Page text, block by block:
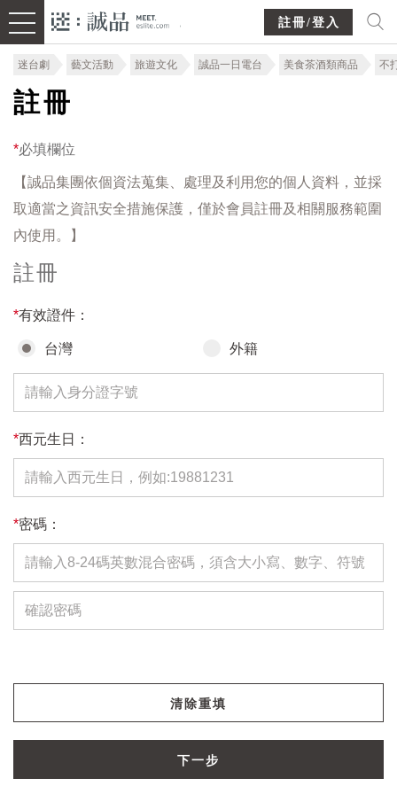
註冊/登入
迷台劇 藝文活動 旅遊文化 誠品一日電台 美食茶酒類商品 不
註冊
*必填欄位
【誠品集團依個資法蒐集、處理及利用您的個人資料，並採
取適當之資訊安全措施保護，僅於會員註冊及相關服務範圍
內使用。】
註冊
*有效證件：
台灣 外籍
*西元生日：
*密碼：